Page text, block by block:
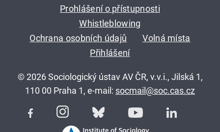
Prohlášení o přístupnosti
Whistleblowing
Ochrana osobních údajů
Volná místa
Přihlášení
© 2026 Sociologický ústav AV ČR, v.v.i., Jilská 1,
110 00 Praha 1, e-mail: socmail@soc.cas.cz